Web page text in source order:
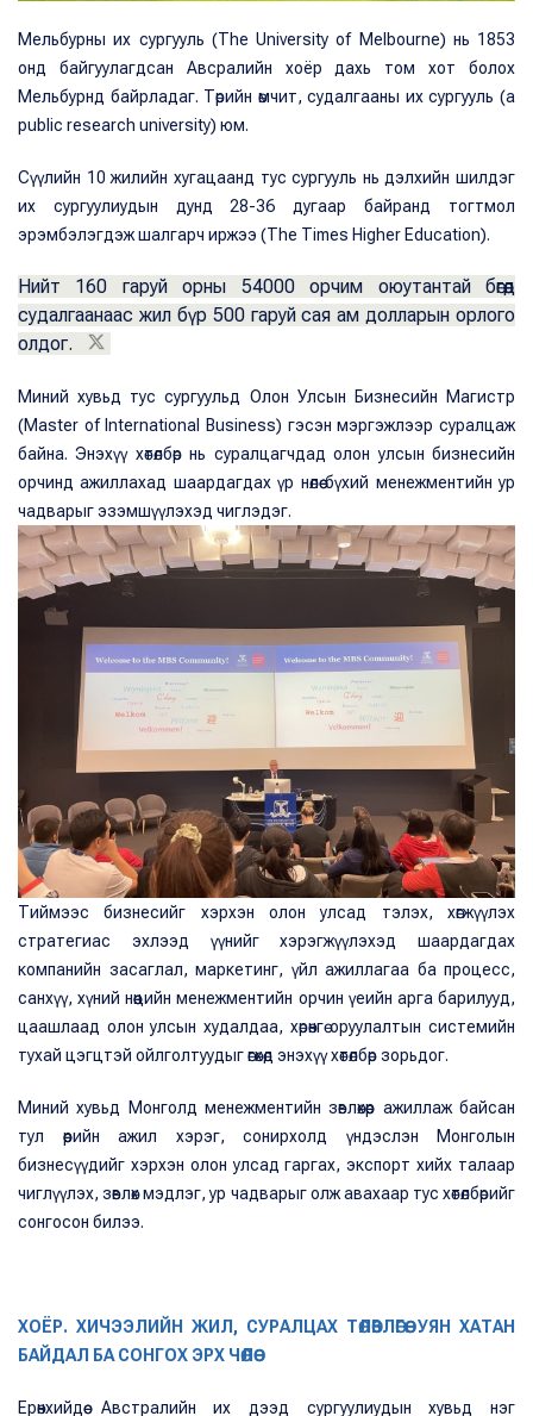
Мельбурны их сургууль (The University of Melbourne) нь 1853
онд байгуулагдсан Авсралийн хоёр дахь том хот болох
Мельбурнд байрладаг. Төрийн өмчит, судалгааны их сургууль (a
public research university) юм.
Сүүлийн 10 жилийн хугацаанд тус сургууль нь дэлхийн шилдэг
их сургуулиудын дунд 28-36 дугаар байранд тогтмол
эрэмбэлэгдэж шалгарч иржээ (The Times Higher Education).
Нийт 160 гаруй орны 54000 орчим оюутантай бөгөөд
судалгаанаас жил бүр 500 гаруй сая ам долларын орлого
олдог.
Миний хувьд тус сургуульд Олон Улсын Бизнесийн Магистр
(Master of International Business) гэсэн мэргэжлээр суралцаж
байна. Энэхүү хөтөлбөр нь суралцагчдад олон улсын бизнесийн
орчинд ажиллахад шаардагдах үр нөлөө бүхий менежментийн ур
чадварыг эзэмшүүлэхэд чиглэдэг.
Тиймээс бизнесийг хэрхэн олон улсад тэлэх, хөгжүүлэх
стратегиас эхлээд үүнийг хэрэгжүүлэхэд шаардагдах
компанийн засаглал, маркетинг, үйл ажиллагаа ба процесс,
санхүү, хүний нөөцийн менежментийн орчин үеийн арга барилууд,
цаашлаад олон улсын худалдаа, хөрөнгө оруулалтын системийн
тухай цэгцтэй ойлголтуудыг өгөхөд энэхүү хөтөлбөр зорьдог.
Миний хувьд Монголд менежментийн зөвлөхөөр ажиллаж байсан
тул өөрийн ажил хэрэг, сонирхолд үндэслэн Монголын
бизнесүүдийг хэрхэн олон улсад гаргах, экспорт хийх талаар
чиглүүлэх, зөвлөх мэдлэг, ур чадварыг олж авахаар тус хөтөлбөрийг
сонгосон билээ.
ХОЁР. ХИЧЭЭЛИЙН ЖИЛ, СУРАЛЦАХ ТӨЛӨВЛӨГӨӨ: УЯН ХАТАН
БАЙДАЛ БА СОНГОХ ЭРХ ЧӨЛӨӨ
Ерөнхийдөө Австралийн их дээд сургуулиудын хувьд нэг